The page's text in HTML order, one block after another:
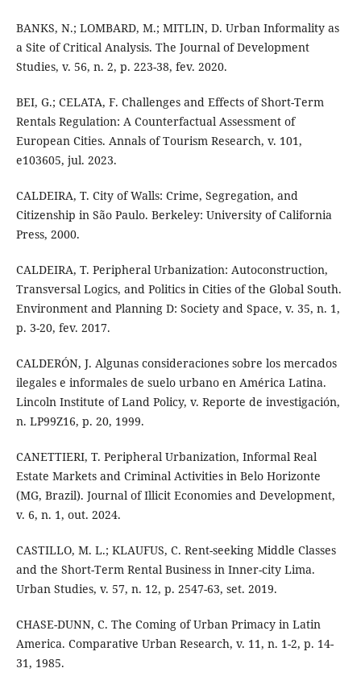
BANKS, N.; LOMBARD, M.; MITLIN, D. Urban Informality as
a Site of Critical Analysis. The Journal of Development
Studies, v. 56, n. 2, p. 223-38, fev. 2020.
BEI, G.; CELATA, F. Challenges and Effects of Short-Term
Rentals Regulation: A Counterfactual Assessment of
European Cities. Annals of Tourism Research, v. 101,
e103605, jul. 2023.
CALDEIRA, T. City of Walls: Crime, Segregation, and
Citizenship in São Paulo. Berkeley: University of California
Press, 2000.
CALDEIRA, T. Peripheral Urbanization: Autoconstruction,
Transversal Logics, and Politics in Cities of the Global South.
Environment and Planning D: Society and Space, v. 35, n. 1,
p. 3-20, fev. 2017.
CALDERÓN, J. Algunas consideraciones sobre los mercados
ilegales e informales de suelo urbano en América Latina.
Lincoln Institute of Land Policy, v. Reporte de investigación,
n. LP99Z16, p. 20, 1999.
CANETTIERI, T. Peripheral Urbanization, Informal Real
Estate Markets and Criminal Activities in Belo Horizonte
(MG, Brazil). Journal of Illicit Economies and Development,
v. 6, n. 1, out. 2024.
CASTILLO, M. L.; KLAUFUS, C. Rent-seeking Middle Classes
and the Short-Term Rental Business in Inner-city Lima.
Urban Studies, v. 57, n. 12, p. 2547-63, set. 2019.
CHASE-DUNN, C. The Coming of Urban Primacy in Latin
America. Comparative Urban Research, v. 11, n. 1-2, p. 14-
31, 1985.